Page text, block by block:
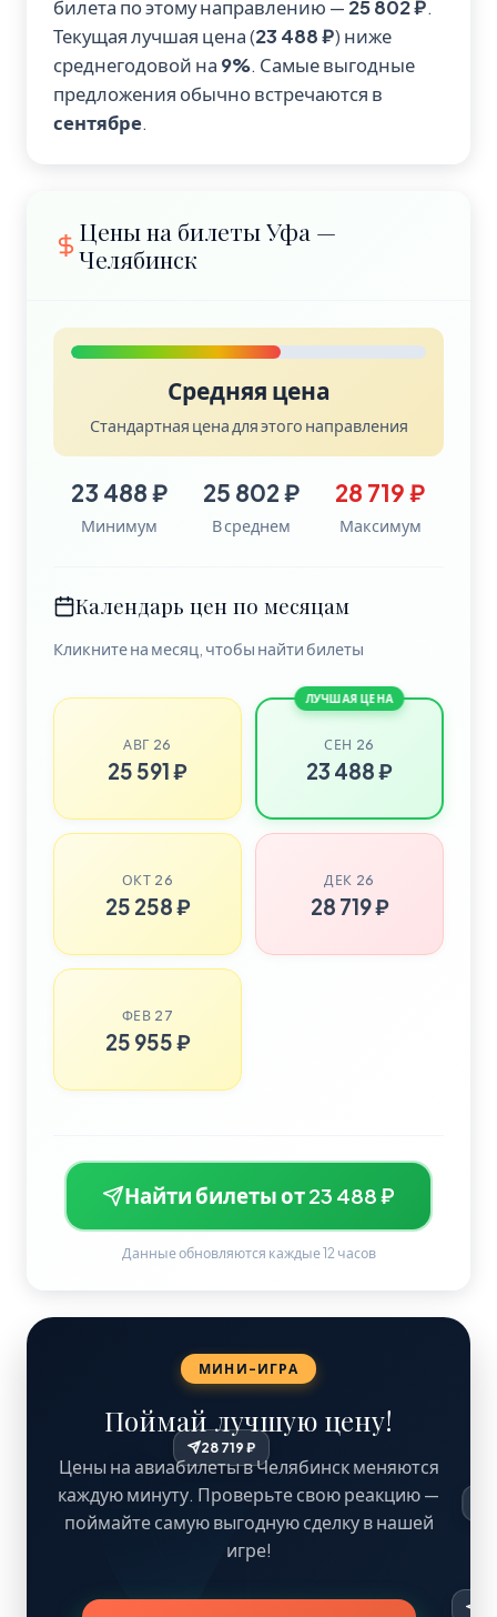
билета по этому направлению — 25 802 ₽.
Текущая лучшая цена (23 488 ₽) ниже
среднегодовой на 9%. Самые выгодные
предложения обычно встречаются в
сентябре.
Цены на билеты Уфа —
Челябинск
Средняя цена
Стандартная цена для этого направления
23 488 ₽
Минимум
25 802 ₽
В среднем
28 719 ₽
Максимум
Календарь цен по месяцам
Кликните на месяц, чтобы найти билеты
АВГ 26
25 591 ₽
ЛУЧШАЯ ЦЕНА
СЕН 26
23 488 ₽
ОКТ 26
25 258 ₽
ДЕК 26
28 719 ₽
ФЕВ 27
25 955 ₽
Найти билеты от 23 488 ₽
Данные обновляются каждые 12 часов
28 719 ₽
МИНИ-ИГРА
Поймай лучшую цену!
Цены на авиабилеты в Челябинск меняются
каждую минуту. Проверьте свою реакцию —
поймайте самую выгодную сделку в нашей
игре!